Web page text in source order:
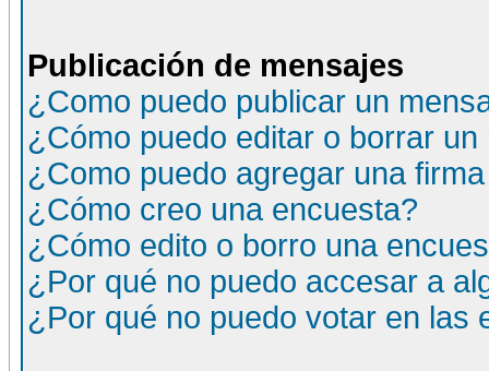
Publicación de mensajes
¿Como puedo publicar un
¿Cómo puedo editar o borrar un
¿Como puedo agregar una
¿Cómo creo una encuesta?
¿Cómo edito o borro una
¿Por qué no puedo accesar a
¿Por qué no puedo votar en las